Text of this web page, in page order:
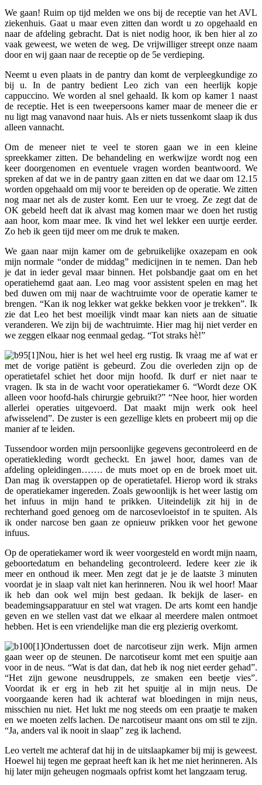
We gaan! Ruim op tijd melden we ons bij de receptie van het AVL
ziekenhuis. Gaat u maar even zitten dan wordt u zo opgehaald en
naar de afdeling gebracht. Dat is niet nodig hoor, ik ben hier al zo
vaak geweest, we weten de weg. De vrijwilliger streept onze naam
door en wij gaan naar de receptie op de 5e verdieping.
Neemt u even plaats in de pantry dan komt de verpleegkundige zo
bij u. In de pantry bedient Leo zich van een heerlijk kopje
cappuccino. We worden al snel gehaald. Ik kom op kamer 1 naast
de receptie. Het is een tweepersoons kamer maar de meneer die er
nu ligt mag vanavond naar huis. Als er niets tussenkomt slaap ik dus
alleen vannacht.
Om de meneer niet te veel te storen gaan we in een kleine
spreekkamer zitten. De behandeling en werkwijze wordt nog een
keer doorgenomen en eventuele vragen worden beantwoord. We
spreken af dat we in de pantry gaan zitten en dat we daar om 12.15
worden opgehaald om mij voor te bereiden op de operatie. We zitten
nog maar net als de zuster komt. Een uur te vroeg. Ze zegt dat de
OK gebeld heeft dat ik alvast mag komen maar we doen het rustig
aan hoor, kom maar mee. Ik vind het wel lekker een uurtje eerder.
Zo heb ik geen tijd meer om me druk te maken.
We gaan naar mijn kamer om de gebruikelijke oxazepam en ook
mijn normale “onder de middag” medicijnen in te nemen. Dan heb
je dat in ieder geval maar binnen. Het polsbandje gaat om en het
operatiehemd gaat aan. Leo mag voor assistent spelen en mag het
bed duwen om mij naar de wachtruimte voor de operatie kamer te
brengen. “Kan ik nog lekker wat gekke bekken voor je trekken”. Ik
zie dat Leo het best moeilijk vindt maar kan niets aan de situatie
veranderen. We zijn bij de wachtruimte. Hier mag hij niet verder en
we zeggen elkaar nog eenmaal gedag. “Tot straks hè!”
Nou, hier is het wel heel erg rustig. Ik vraag me af wat er
met de vorige patiënt is gebeurd. Zou die overleden zijn op de
operatietafel schiet het door mijn hoofd. Ik durf er niet naar te
vragen. Ik sta in de wacht voor operatiekamer 6. “Wordt deze OK
alleen voor hoofd-hals chirurgie gebruikt?” “Nee hoor, hier worden
allerlei operaties uitgevoerd. Dat maakt mijn werk ook heel
afwisselend”. De zuster is een gezellige klets en probeert mij op die
manier af te leiden.
Tussendoor worden mijn persoonlijke gegevens gecontroleerd en de
operatiekleding wordt gecheckt. En jawel hoor, dames van de
afdeling opleidingen……. de muts moet op en de broek moet uit.
Dan mag ik overstappen op de operatietafel. Hierop word ik straks
de operatiekamer ingereden. Zoals gewoonlijk is het weer lastig om
het infuus in mijn hand te prikken. Uiteindelijk zit hij in de
rechterhand goed genoeg om de narcosevloeistof in te spuiten. Als
ik onder narcose ben gaan ze opnieuw prikken voor het gewone
infuus.
Op de operatiekamer word ik weer voorgesteld en wordt mijn naam,
geboortedatum en behandeling gecontroleerd. Iedere keer zie ik
meer en onthoud ik meer. Men zegt dat je je de laatste 3 minuten
voordat je in slaap valt niet kan herinneren. Nou ik wel hoor! Maar
ik heb dan ook wel mijn best gedaan. Ik bekijk de laser- en
beademingsapparatuur en stel wat vragen. De arts komt een handje
geven en we stellen vast dat we elkaar al meerdere malen ontmoet
hebben. Het is een vriendelijke man die erg plezierig overkomt.
Ondertussen doet de narcotiseur zijn werk. Mijn armen
gaan weer op de steunen. De narcotiseur komt met een spuitje aan
voor in de neus. “Wat is dat dan, dat heb ik nog niet eerder gehad”.
“Het zijn gewone neusdruppels, ze smaken een beetje vies”.
Voordat ik er erg in heb zit het spuitje al in mijn neus. De
voorgaande keren had ik achteraf wat bloedingen in mijn neus,
misschien nu niet. Het lukt me nog steeds om een praatje te maken
en we moeten zelfs lachen. De narcotiseur maant ons om stil te zijn.
“Ja, anders val ik nooit in slaap” zeg ik lachend.
Leo vertelt me achteraf dat hij in de uitslaapkamer bij mij is geweest.
Hoewel hij tegen me gepraat heeft kan ik het me niet herinneren. Als
hij later mijn geheugen nogmaals opfrist komt het langzaam terug.